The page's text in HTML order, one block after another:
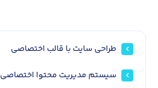
طراحی سایت با قالب اختصاصی
سیستم مدیریت محتوا اختصاصی